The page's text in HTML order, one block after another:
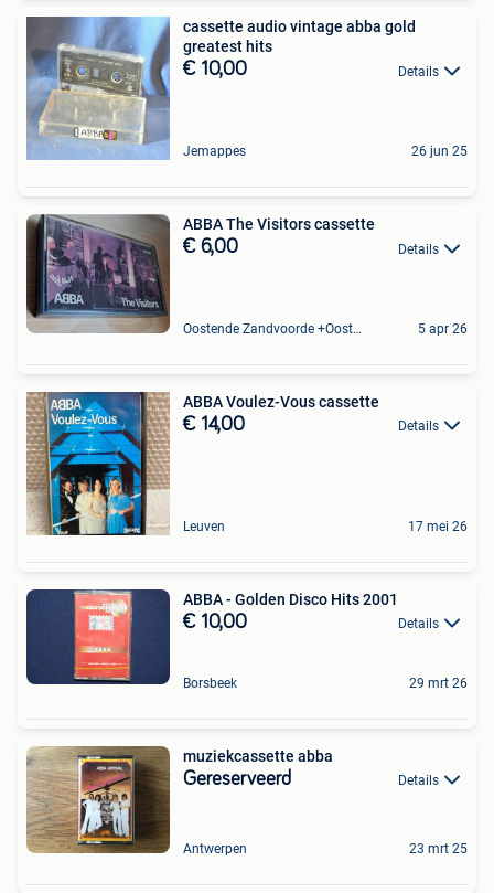
cassette audio vintage abba gold
greatest hits
€ 10,00 Details
Jemappes 26 jun 25
ABBA The Visitors cassette
€ 6,00 Details
Oostende Zandvoorde +Oostende 5 apr 26
ABBA Voulez-Vous cassette
€ 14,00 Details
Leuven 17 mei 26
ABBA - Golden Disco Hits 2001
€ 10,00 Details
Borsbeek 29 mrt 26
muziekcassette abba
Gereserveerd Details
Antwerpen 23 mrt 25